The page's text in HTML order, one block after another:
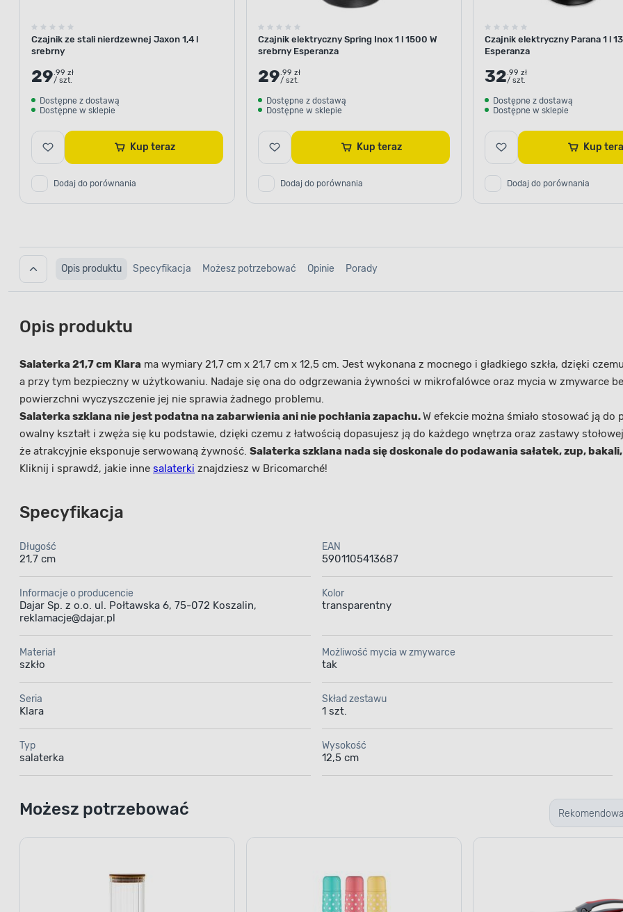
Czajnik ze stali nierdzewnej Jaxon 1,4 l
srebrny
29.99 zł
/ szt.
Dostępne z dostawą
Dostępne w sklepie
Kup teraz
Dodaj do porównania
Czajnik elektryczny Spring Inox 1 l 1500 W
srebrny Esperanza
29.99 zł
/ szt.
Dostępne z dostawą
Dostępne w sklepie
Kup teraz
Dodaj do porównania
Czajnik elektryczny Parana 1 l
Esperanza
32.99 zł
/ szt.
Dostępne z dostawą
Dostępne w sklepie
Kup
Dodaj do porównania
Opis produktu Specyfikacja Możesz potrzebować Opinie Porady
Opis produktu
Salaterka 21,7 cm Klara ma wymiary 21,7 cm x 21,7 cm x 12,5 cm. Jest wykonana z mocnego i gładkiego szkła, dzięki
a przy tym bezpieczny w użytkowaniu. Nadaje się ona do odgrzewania żywności w mikrofalówce oraz mycia w zmywarce
powierzchni wyczyszczenie jej nie sprawia żadnego problemu.
Salaterka szklana nie jest podatna na zabarwienia ani nie pochłania zapachu.W efekcie można śmiało stosować ją
owalny kształt i zwęża się ku podstawie, dzięki czemu z łatwością dopasujesz ją do każdego wnętrza oraz zastawy
że atrakcyjnie eksponuje serwowaną żywność. Salaterka szklana nada się doskonale do podawania sałatek, zup,
Kliknij i sprawdź, jakie inne salaterki znajdziesz w Bricomarché!
Specyfikacja
Długość
21,7 cm
EAN
5901105413687
Informacje o producencie
Dajar Sp. z o.o. ul. Połtawska 6, 75-072 Koszalin,
reklamacje@dajar.pl
Kolor
transparentny
Materiał
szkło
Możliwość mycia w zmywarce
tak
Seria
Klara
Skład zestawu
1 szt.
Typ
salaterka
Wysokość
12,5 cm
Możesz potrzebować